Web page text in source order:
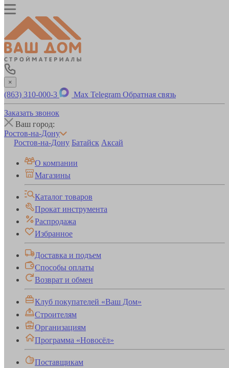
×
(863) 310-000-3 Max Telegram Обратная связь
Заказать звонок
Ваш город:
Ростов-на-Дону
Ростов-на-Дону Батайск Аксай
О компании
Магазины
Каталог товаров
Прокат инструмента
Распродажа
Избранное
Доставка и подъем
Способы оплаты
Возврат и обмен
Клуб покупателей «Ваш Дом»
Строителям
Организациям
Программа «Новосёл»
Поставщикам